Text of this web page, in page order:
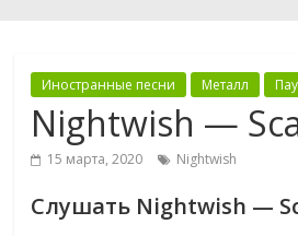
Иностранные песни Металл
Nightwish —
15 марта, 2020 Nightwish
Слушать Nightwish —